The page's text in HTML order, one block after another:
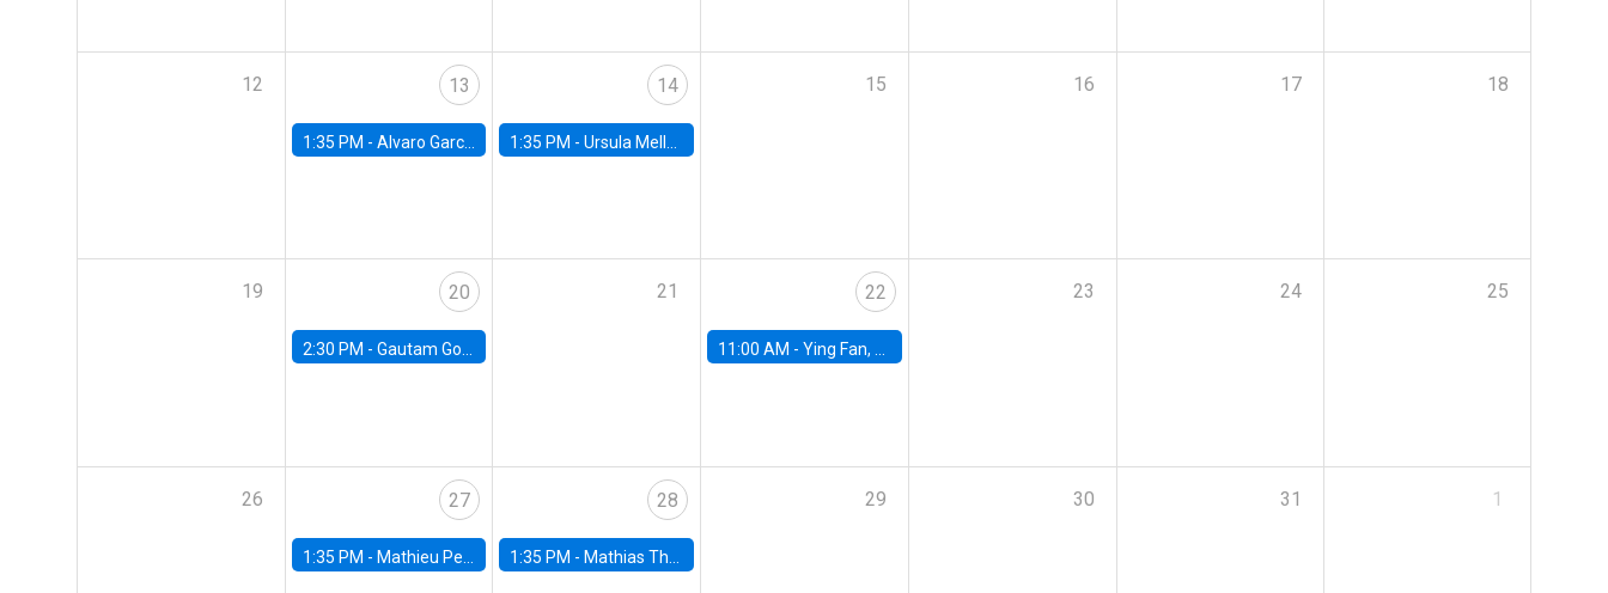
12 13
1:35 PM - Alvaro Garcia-Marin, Universidad de Los Andes
14
1:35 PM -Ursula Mello, Insper - Institute of Education and Research
15 16 17 18
19 20
2:30 PM - Gautam Gowrisankaran, Columbia University
21 22
11:00 AM -Ying Fan, University of Michigan
23 24 25
26 27
1:35 PM - Mathieu Pedemonte, IDB
28
1:35 PM - Mathias Thoenig, University of Lausanne
29 30 31 1